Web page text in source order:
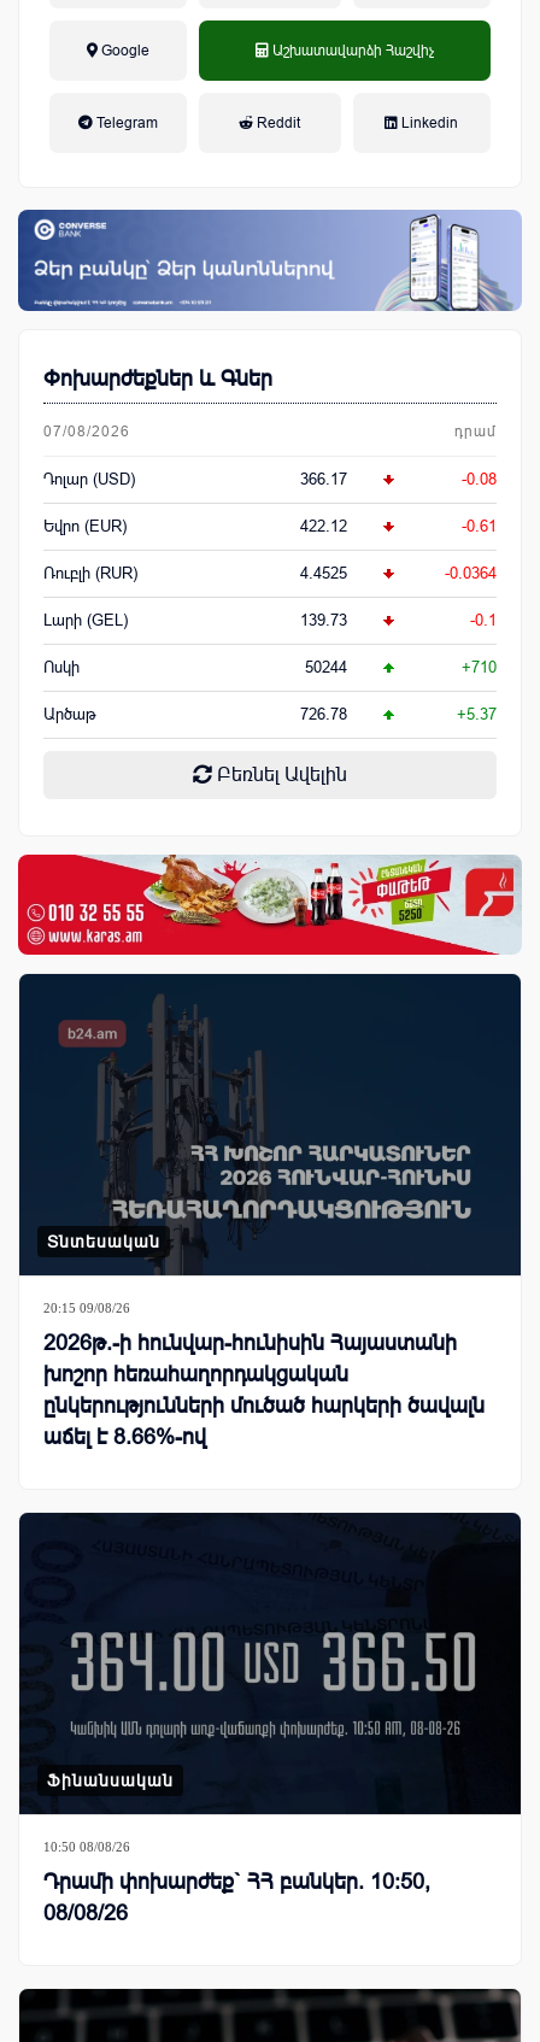
Google Աշխատավարձի Հաշվիչ
Telegram Reddit Linkedin
Փոխարժեքներ և Գներ
07/08/2026 դրամ
Դոլար (USD) 366.17 -0.08
Եվրո (EUR) 422.12 -0.61
Ռուբլի (RUR) 4.4525 -0.0364
Լարի (GEL) 139.73 -0.1
Ոսկի 50244 +710
Արծաթ 726.78 +5.37
Բեռնել Ավելին
Տնտեսական
20:15 09/08/26
2026թ.-ի հունվար-հունիսին Հայաստանի
խոշոր հեռահաղորդակցական
ընկերությունների մուծած հարկերի ծավալն
աճել է 8.66%-ով
Ֆինանսական
10:50 08/08/26
Դրամի փոխարժեք` ՀՀ բանկեր. 10:50,
08/08/26